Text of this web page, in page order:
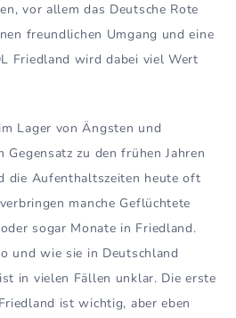
vor allem das Deutsche Rote
freundlichen Umgang und eine
Friedland wird dabei viel Wert
Lager von Ängsten und
Gegensatz zu den frühen Jahren
die Aufenthaltszeiten heute oft
manche Geflüchtete
sogar Monate in Friedland.
und wie sie in Deutschland
in vielen Fällen unklar. Die erste
ist wichtig, aber eben